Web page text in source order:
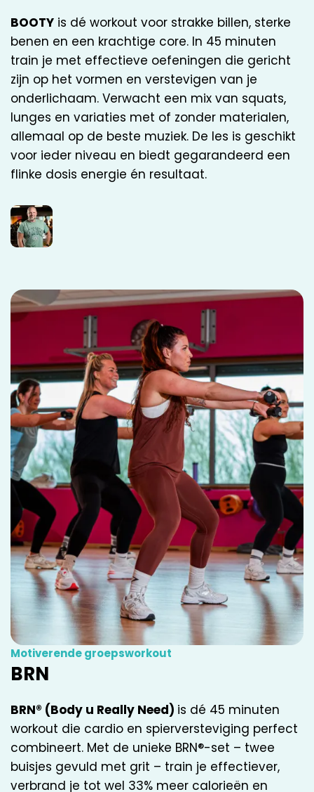
BOOTY is dé workout voor strakke billen, sterke
benen en een krachtige core. In 45 minuten
train je met effectieve oefeningen die gericht
zijn op het vormen en verstevigen van je
onderlichaam. Verwacht een mix van squats,
lunges en variaties met of zonder materialen,
allemaal op de beste muziek. De les is geschikt
voor ieder niveau en biedt gegarandeerd een
flinke dosis energie én resultaat.
Motiverende groepsworkout
BRN
BRN® (Body u Really Need) is dé 45 minuten
workout die cardio en spierversteviging perfect
combineert. Met de unieke BRN®-set – twee
buisjes gevuld met grit – train je effectiever,
verbrand je tot wel 33% meer calorieën en